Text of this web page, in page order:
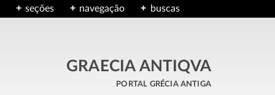
seções navegação buscas
GRAECIA ANTIQVA
portal grécia antiga